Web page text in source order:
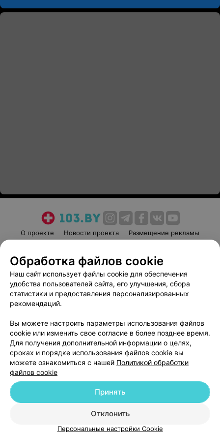
О проекте Новости проекта
Размещение рекламы
Пользовательское соглашение
Способы оплаты
Вакансии
Партнеры
Написать руководителю 103.by
Обработка персональных данных
© 2026 ООО «Артокс Лаб», УНП 191700409
| 220012, Республика Беларусь,
Служба поддержки +375 291212755
Обработка файлов cookie
Наш сайт использует файлы cookie для обеспечения
удобства пользователей сайта, его улучшения, сбора
статистики и предоставления персонализированных
рекомендаций.
Вы можете настроить параметры использования файлов
cookie или изменить свое согласие в более позднее время.
Для получения дополнительной информации о целях,
сроках и порядке использования файлов cookie вы
можете ознакомиться с нашей Политикой обработки
файлов cookie
Отклонить
Принять
Персональные настройки Cookie